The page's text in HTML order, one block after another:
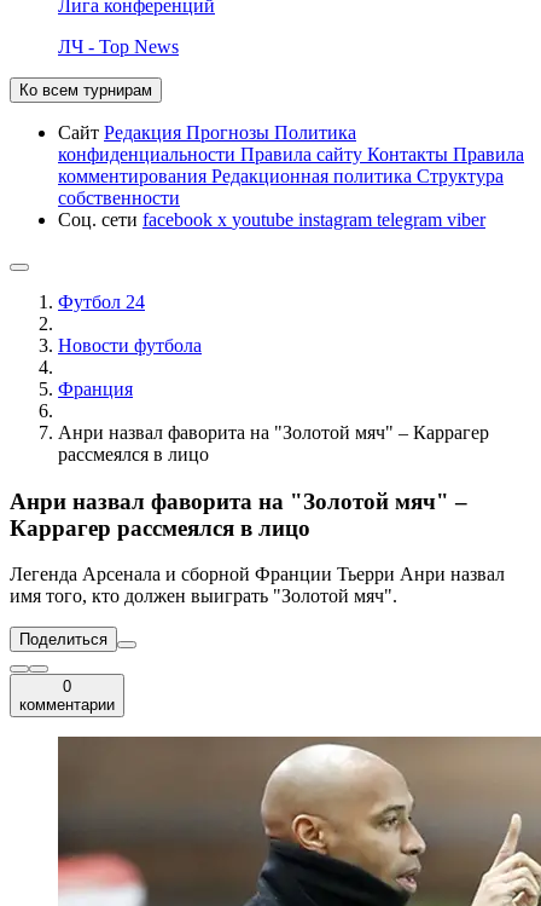
Лига конференций
ЛЧ - Top News
Ко всем турнирам
Сайт Редакция Прогнозы Политика
конфиденциальности Правила сайту Контакты Правила
комментирования Редакционная политика Структура
собственности
Соц. сети facebook x youtube instagram telegram viber
Футбол 24
Новости футбола
Франция
Анри назвал фаворита на "Золотой мяч" – Каррагер
рассмеялся в лицо
Анри назвал фаворита на "Золотой мяч" –
Каррагер рассмеялся в лицо
Легенда Арсенала и сборной Франции Тьерри Анри назвал
имя того, кто должен выиграть "Золотой мяч".
Поделиться
0
комментарии